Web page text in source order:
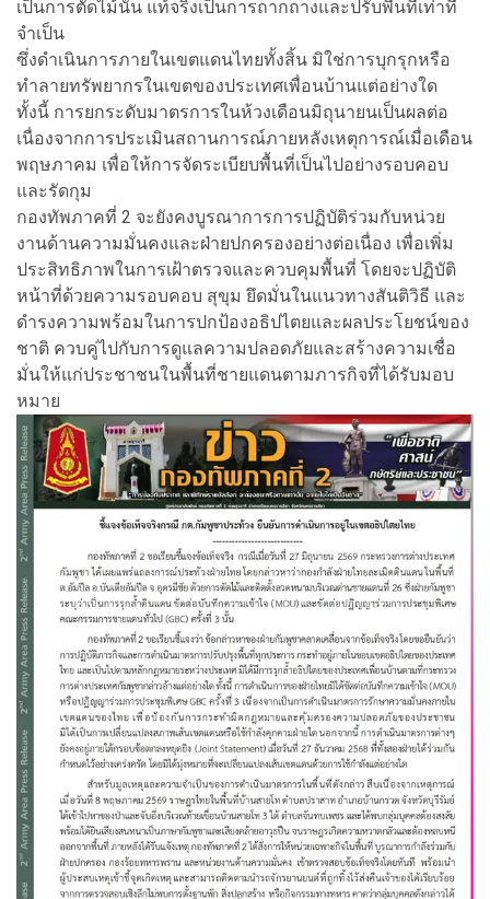
เป็นการตัดไม้นั้น แท้จริงเป็นการถากถางและปรับพื้นที่เท่าที่
จำเป็น
ซึ่งดำเนินการภายในเขตแดนไทยทั้งสิ้น มิใช่การบุกรุกหรือ
ทำลายทรัพยากรในเขตของประเทศเพื่อนบ้านแต่อย่างใด
ทั้งนี้ การยกระดับมาตรการในห้วงเดือนมิถุนายนเป็นผลต่อ
เนื่องจากการประเมินสถานการณ์ภายหลังเหตุการณ์เมื่อเดือน
พฤษภาคม เพื่อให้การจัดระเบียบพื้นที่เป็นไปอย่างรอบคอบ
และรัดกุม
กองทัพภาคที่ 2 จะยังคงบูรณาการการปฏิบัติร่วมกับหน่วย
งานด้านความมั่นคงและฝ่ายปกครองอย่างต่อเนื่อง เพื่อเพิ่ม
ประสิทธิภาพในการเฝ้าตรวจและควบคุมพื้นที่ โดยจะปฏิบัติ
หน้าที่ด้วยความรอบคอบ สุขุม ยึดมั่นในแนวทางสันติวิธี และ
ดำรงความพร้อมในการปกป้องอธิปไตยและผลประโยชน์ของ
ชาติ ควบคู่ไปกับการดูแลความปลอดภัยและสร้างความเชื่อ
มั่นให้แก่ประชาชนในพื้นที่ชายแดนตามภารกิจที่ได้รับมอบ
หมาย